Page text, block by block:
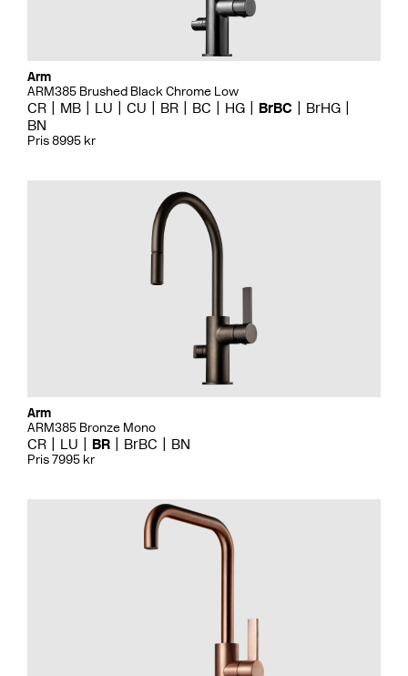
Arm
ARM385 Brushed Black Chrome Low
CR MB LU CU BR BC HG BrBC
BrHG
BN
Pris 8995 kr
Arm
ARM385 Bronze Mono
CR LU BR BrBC BN
Pris 7995 kr